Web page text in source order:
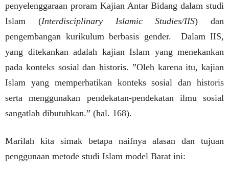
penyelenggaraan proram Kajian Antar Bidang dalam studi
Islam (Interdisciplinary Islamic Studies/IIS) dan
pengembangan kurikulum berbasis gender.
Dalam IIS,
yang ditekankan adalah kajian Islam yang menekankan
pada konteks sosial dan historis. ”Oleh karena itu, kajian
Islam yang memperhatikan konteks sosial dan historis
serta menggunakan pendekatan-pendekatan ilmu sosial
sangatlah dibutuhkan.” (hal. 168).
Marilah kita simak betapa naifnya alasan dan tujuan
penggunaan metode studi Islam model Barat ini: